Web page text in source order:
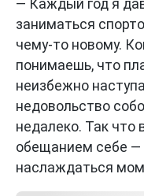
— Каждый год я
заниматься
чему-то новому.
понимаешь, что
неизбежно
недовольство
недалеко. Так что
обещанием себе —
наслаждаться